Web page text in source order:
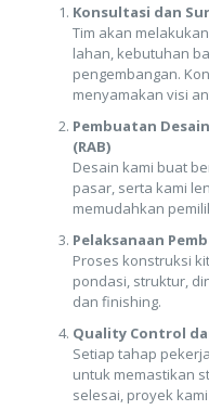
Konsultasi dan
Tim akan
lahan, kebutuhan
pengembangan.
menyamakan visi
Pembuatan
(RAB)
Desain kami buat
pasar, serta kami
memudahkan
Pelaksanaan
Proses konstruksi
pondasi, struktur,
dan finishing.
Quality Control
Setiap tahap
untuk memastikan
selesai, proyek